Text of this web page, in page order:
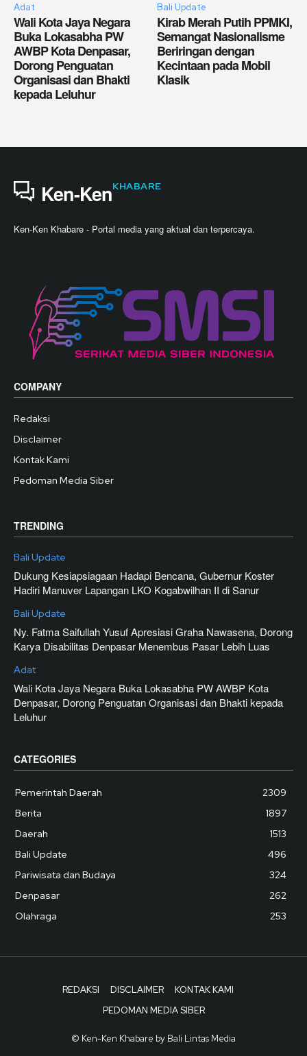
Adat
Wali Kota Jaya Negara
Buka Lokasabha PW
AWBP Kota Denpasar,
Dorong Penguatan
Organisasi dan Bhakti
kepada Leluhur
Bali Update
Kirab Merah Putih PPMKI,
Semangat Nasionalisme
Beriringan dengan
Kecintaan pada Mobil
Klasik
Ken-KenKHABARE
Ken-Ken Khabare - Portal media yang aktual dan terpercaya.
COMPANY
Redaksi
Disclaimer
Kontak Kami
Pedoman Media Siber
TRENDING
Bali Update
Dukung Kesiapsiagaan Hadapi Bencana, Gubernur Koster
Hadiri Manuver Lapangan LKO Kogabwilhan II di Sanur
Bali Update
Ny. Fatma Saifullah Yusuf Apresiasi Graha Nawasena, Dorong
Karya Disabilitas Denpasar Menembus Pasar Lebih Luas
Adat
Wali Kota Jaya Negara Buka Lokasabha PW AWBP Kota
Denpasar, Dorong Penguatan Organisasi dan Bhakti kepada
Leluhur
CATEGORIES
Pemerintah Daerah
2309
Berita
1897
Daerah
1513
Bali Update
496
Pariwisata dan Budaya
324
Denpasar
262
Olahraga
253
REDAKSI DISCLAIMER
KONTAK KAMI
PEDOMAN MEDIA SIBER
© Ken-Ken Khabare by Bali Lintas Media